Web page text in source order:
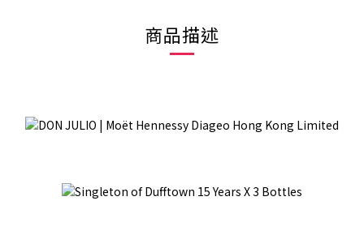
商品描述